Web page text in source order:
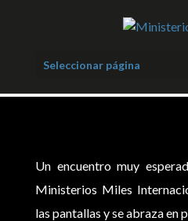
Seleccionar página
Un encuentro muy
Ministerios Miles
las pantallas y se abraza en